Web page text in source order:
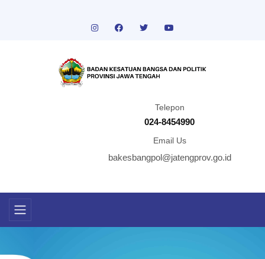
Telepon
024-8454990
Email Us
bakesbangpol@jatengprov.go.id